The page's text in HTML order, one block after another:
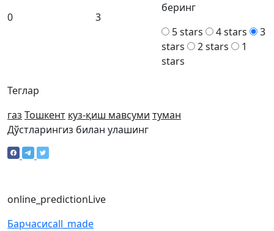
Теглар
газ Тошкент куз-қиш мавсуми туман
0
3
беринг
5 stars
4 stars
3
stars
2 stars
1
stars
Дўстларингиз билан улашинг
online_predictionLive
Барчасиcall_made